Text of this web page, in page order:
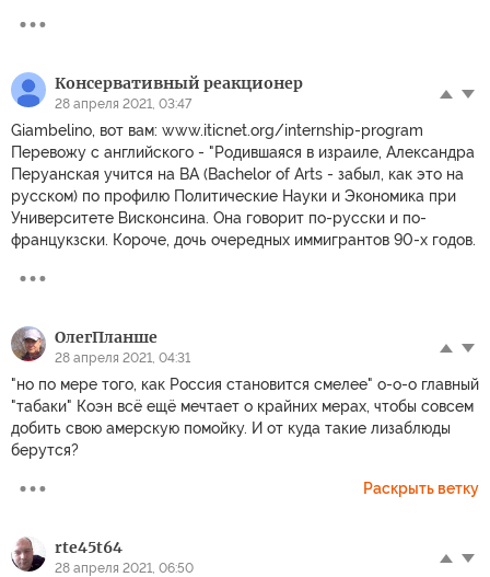
Консервативный реакционер
28 апреля 2021, 03:47
Giambelino, вот вам: www.iticnet.org/internship-program
Перевожу с английского - "Родившаяся в израиле, Александра
Перуанская учится на BA (Bachelor of Arts - забыл, как это на
русском) по профилю Политические Науки и Экономика при
Университете Висконсина. Она говорит по-русски и по-
францукзски. Короче, дочь очередных иммигрантов 90-х годов.
ОлегПланше
28 апреля 2021, 04:31
"но по мере того, как Россия становится смелее" о-о-о главный
"табаки" Коэн всё ещё мечтает о крайних мерах, чтобы совсем
добить свою амерскую помойку. И от куда такие лизаблюды
берутся?
Раскрыть ветку
rte45t64
28 апреля 2021, 06:50